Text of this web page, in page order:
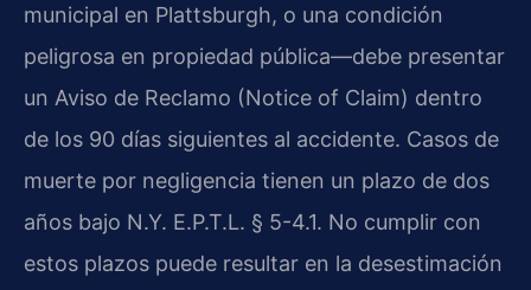
municipal en Plattsburgh, o una condición
peligrosa en propiedad pública—debe presentar
un Aviso de Reclamo (Notice of Claim) dentro
de los 90 días siguientes al accidente. Casos de
muerte por negligencia tienen un plazo de dos
años bajo N.Y. E.P.T.L. § 5-4.1. No cumplir con
estos plazos puede resultar en la desestimación